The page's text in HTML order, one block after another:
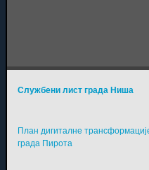
Службени лист града Ниша
План дигиталне
града Пирота